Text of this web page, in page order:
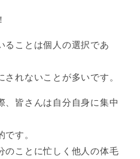
ることは個人の選択であ
れないことが多いです。
、皆さんは自分自身に集中
す。
のことに忙しく他人の体毛